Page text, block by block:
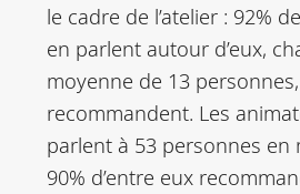
le cadre de l’atelier : 92%
en parlent autour d’eux,
moyenne de 13
recommandent. Les
parlent à 53 personnes en
90% d’entre eux